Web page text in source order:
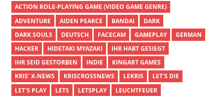
ACTION ROLE-PLAYING GAME (VIDEO GAME GENRE)
ADVENTURE
AIDEN PEARCE BANDAI
DARK
DARK SOULS
DEUTSCH FACECAM GAMEPLAY
GERMAN
HACKER
HIDETAKI MYAZAKI
IHR HABT GESIEGT
IHR SEID GESTORBEN
INDIE
KINGART GAMES
KRIS' X-NEWS
KRISCROSSNEWS LEKRIS
LET'S DIE
LET'S PLAY
LETS LETSPLAY
LEUCHTFEUER